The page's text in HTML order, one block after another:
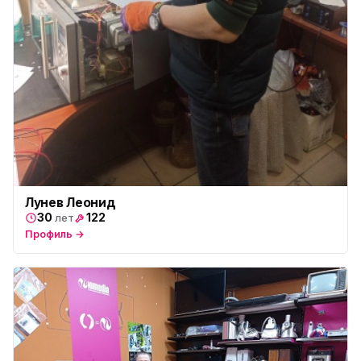
ю ул. Тверская 60, Колпино
ю
Юмедиа во Всеволожске
пр. Христиновский 28, Всеволожск
Лунев Леонид
30 лет 122
Профиль →